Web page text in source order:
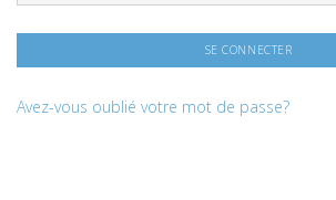
Avez-vous oublié votre mot de passe?